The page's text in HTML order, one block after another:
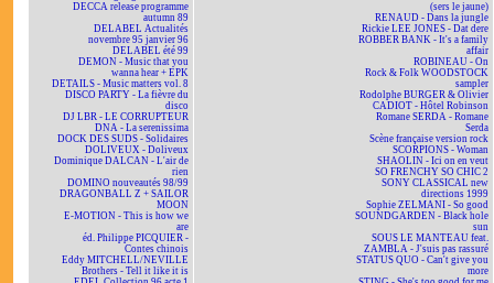
DECCA release programme
autumn 89
DELABEL Actualités
novembre 95 janvier 96
DELABEL été 99
DEMON - Music that you
wanna hear + EPK
DETAILS - Music matters vol. 8
DISCO PARTY - La fièvre du
disco
DJ LBR - LE CORRUPTEUR
DNA - La serenissima
DOCK DES SUDS - Solidaires
DOLIVEUX - Doliveux
Dominique DALCAN - L'air de
rien
DOMINO nouveautés 98/99
DRAGONBALL Z + SAILOR
MOON
E-MOTION - This is how we
are
éd. Philippe PICQUIER -
Contes chinois
Eddy MITCHELL/NEVILLE
Brothers - Tell it like it is
(sers le jaune)
RENAUD - Dans la jungle
Rickie LEE JONES - Dat dere
ROBBER BANK - It's a family
affair
ROBINEAU - On
Rock & Folk WOODSTOCK
sampler
Rodolphe BURGER & Olivier
CADIOT - Hôtel Robinson
Romane SERDA - Romane
Serda
Scène française version rock
SCORPIONS - Woman
SHAOLIN - Ici on en veut
SO FRENCHY SO CHIC 2
SONY CLASSICAL new
directions 1999
Sophie ZELMANI - So good
SOUNDGARDEN - Black hole
sun
SOUS LE MANTEAU feat.
ZAMBLA - J'suis pas rassuré
STATUS QUO - Can't give you
more